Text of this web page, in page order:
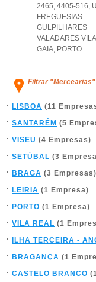
2465, 4405-516,
FREGUESIAS
GULPILHARES
VALADARES
GAIA, PORTO
Filtrar
LISBOA (11
SANTARÉM (5
VISEU (4 Empresas)
SETÚBAL (3
BRAGA (3 Empresas)
LEIRIA (1 Empresa)
PORTO (1 Empresa)
VILA REAL (1
ILHA TERCEIRA -
BRAGANÇA (1
CASTELO BRANCO